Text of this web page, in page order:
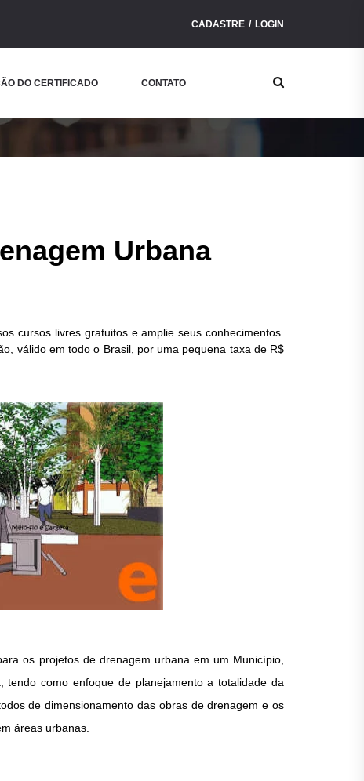
CADASTRE LOGIN
DO CERTIFICADO CONTATO
Buscar
Urbana
cursos livres gratuitos e amplie seus conhecimentos.
válido em todo o Brasil, por uma pequena taxa de R$
os projetos de drenagem urbana em um Município,
como enfoque de planejamento a totalidade da
de dimensionamento das obras de drenagem e os
áreas urbanas.